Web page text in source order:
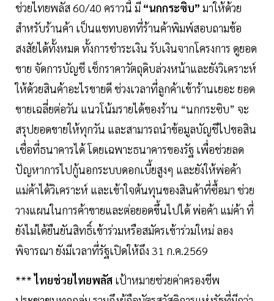
ช่วยไทยพลัส 60/40 คราวนี้ มี “นกกระซิบ” มาให้ด้วย
สำหรับร้านค้า เป็นแชทบอทที่ร้านค้าพิมพ์สอบถามข้อ
สงสัยได้ทั้งหมด ทั้งการชำระเงิน รับเงินจากโครงการ ดูยอด
ขาย จัดการบัญชี เช็กราคาวัตถุดิบล่วงหน้าและยังวิเคราะห์
ให้ด้วยสินค้าอะไรขายดี ช่วงเวลาที่ลูกค้าเข้าร้านเยอะ ยอด
ขายเฉลี่ยต่อวัน แนวโน้มรายได้ของร้าน “นกกระซิบ” จะ
สรุปยอดขายให้ทุกวัน และสามารถนำข้อมูลบัญชีไปขอสิน
เชื่อที่ธนาคารได้ โดยเฉพาะธนาคารของรัฐ เพื่อช่วยลด
ปัญหาการไปกู้นอกระบบดอกเบี้ยสูงๆ และยังให้พ่อค้า
แม่ค้าได้วิเคราะห์ และเข้าใจต้นทุนของสินค้าที่ซื้อมา ช่วย
วางแผนในการค้าขายและต่อยอดขึ้นไปได้ พ่อค้า แม่ค้า ที่
ยังไม่ได้ยืนยันสิทธิ์เข้าร่วมหรือสมัครเข้าร่วมใหม่ ลอง
พิจารณา ยังมีเวลาที่รัฐเปิดให้ถึง 31 ก.ค.2569
***ไทยช่วยไทยพลัส เป้าหมายช่วยค่าครองชีพ